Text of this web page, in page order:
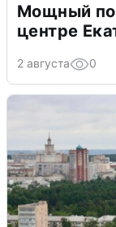
Мощный
центре
2 августа 0